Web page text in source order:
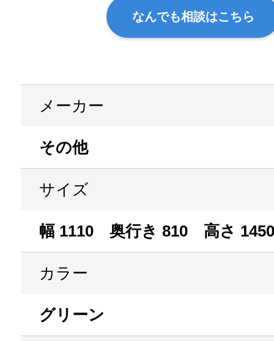
なんでも相談はこちら
メーカー
その他
サイズ
幅 1110 奥行き 810 高さ 1450
カラー
グリーン